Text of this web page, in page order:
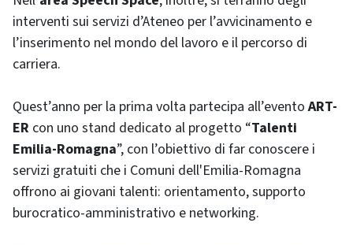
interventi sui servizi d’Ateneo per l’avvicinamento e
l’inserimento nel mondo del lavoro e il percorso di
carriera.
Quest’anno per la prima volta partecipa all’eventoART-
ER con uno stand dedicato al progetto “Talenti
Emilia-Romagna”, con l’obiettivo di far conoscere i
servizi gratuiti che i Comuni dell'Emilia-Romagna
offrono ai giovani talenti: orientamento, supporto
burocratico-amministrativo e networking.